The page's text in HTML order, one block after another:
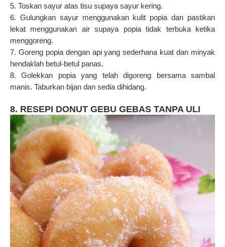
5. Toskan sayur atas tisu supaya sayur kering.
6. Gulungkan sayur menggunakan kulit popia dan pastikan
lekat menggunakan air supaya popia tidak terbuka ketika
menggoreng.
7. Goreng popia dengan api yang sederhana kuat dan minyak
hendaklah betul-betul panas.
8. Golekkan popia yang telah digoreng bersama sambal
manis. Taburkan bijan dan sedia dihidang.
8. RESEPI DONUT GEBU GEBAS TANPA ULI